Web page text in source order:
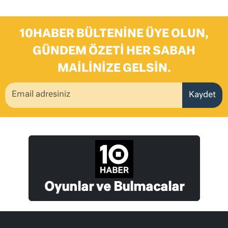
10HABER BÜLTENINE ÜYE OLUN,
GÜNDEM ÖZETI HER SABAH
MAILINIZE GELSIN.
Kaydet
Oyunlar ve Bulmacalar